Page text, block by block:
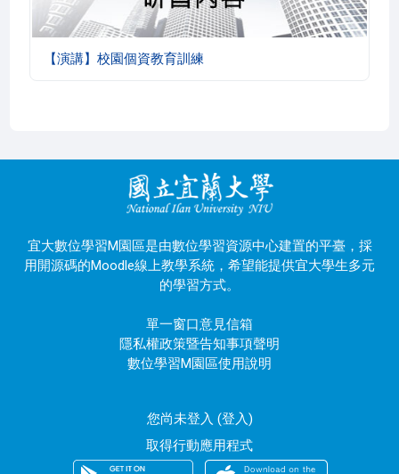
【演講】校園個資教育訓練
宜大數位學習M園區是由數位學習資源中心建置的平臺，採
用開源碼的Moodle線上教學系統，希望能提供宜大學生多元
的學習方式。
單一窗口意見信箱
隱私權政策暨告知事項聲明
數位學習M園區使用說明
您尚未登入 (登入)
取得行動應用程式